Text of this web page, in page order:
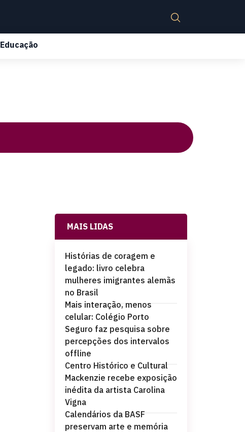
Educação
MAIS LIDAS
Histórias de coragem e
legado: livro celebra
mulheres imigrantes alemãs
no Brasil
Mais interação, menos
celular: Colégio Porto
Seguro faz pesquisa sobre
percepções dos intervalos
offline
Centro Histórico e Cultural
Mackenzie recebe exposição
inédita da artista Carolina
Vigna
Calendários da BASF
preservam arte e memória